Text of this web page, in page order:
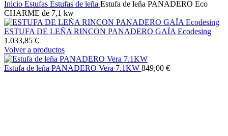
Inicio Estufas Estufas de leña Estufa de leña PANADERO Eco
CHARME de 7,1 kw
ESTUFA DE LEÑA RINCON PANADERO GAÏA Ecodesing
1.033,85 €
Volver a productos
Estufa de leña PANADERO Vera 7.1KW 849,00 €